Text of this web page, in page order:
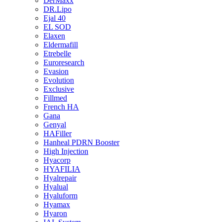
DR.Lipo
Ejal 40
EL SOD
Elaxen
Eldermafill
Etrebelle
Euroresearch
Evasion
Evolution
Exclusive
Fillmed
French HA
Gana
Genyal
HAFiller
Hanheal PDRN Booster
High Injection
Hyacorp
HYAFILIA
Hyalrepair
Hyalual
Hyaluform
Hyamax
Hyaron